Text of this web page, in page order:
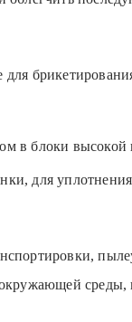
в блоки высокой
для